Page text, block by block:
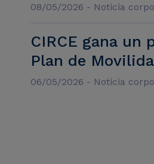
08/05/2026 - Noticia
CIRCE gana un
Plan de
06/05/2026 - Noticia